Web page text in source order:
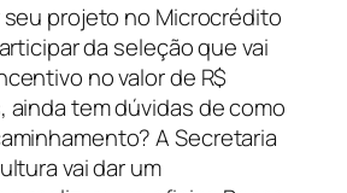
projeto no Microcrédito
da seleção que vai
no valor de R$
ainda tem dúvidas de como
A Secretaria
vai dar um